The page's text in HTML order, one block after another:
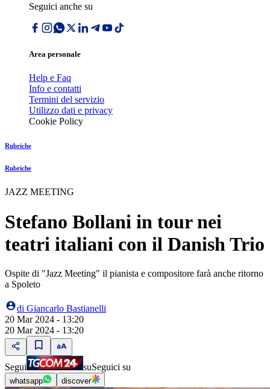
Seguici anche su
Area personale
Help e Faq
Info e contatti
Termini del servizio
Utilizzo dati e privacy
Cookie Policy
Rubriche
Rubriche
JAZZ MEETING
Stefano Bollani in tour nei
teatri italiani con il Danish Trio
Ospite di "Jazz Meeting" il pianista e compositore farà anche ritorno
a Spoleto
di Giancarlo Bastianelli
20 Mar 2024 - 13:20
20 Mar 2024 - 13:20
Segui suSeguici su
whatsapp discover